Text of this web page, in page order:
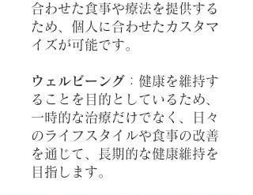
合わせた食事や療法を提供する
ため、個人に合わせたカスタマ
イズが可能です。
ウェルビーング ：健康を維持す
ることを目的としているため、
一時的な治療だけでなく、日々
のライフスタイルや食事の改善
を通じて、長期的な健康維持を
目指します。